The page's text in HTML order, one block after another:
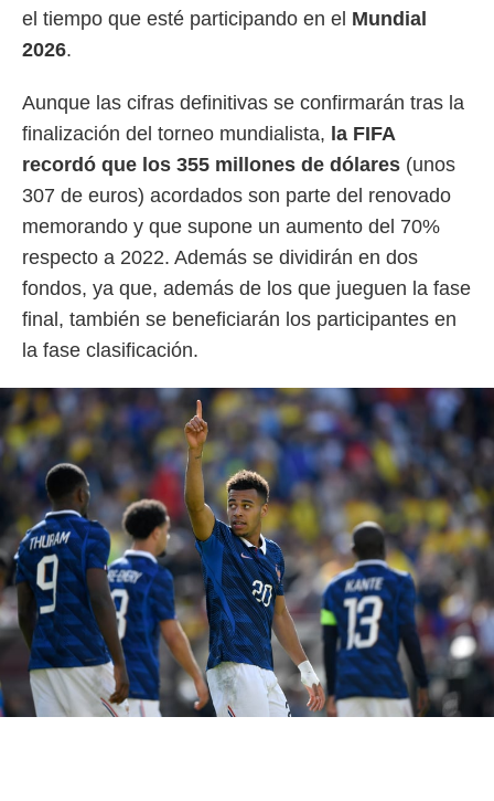
aunque
acceder a
abono
únicos
como
sitio
IP
de
posible
traten tus
en
interés
a lo que
Para
su
u
el tiempo que esté participando en el Mundial
2026.
Aunque las cifras definitivas se confirmarán tras la
finalización del torneo mundialista, la FIFA
recordó que los 355 millones de dólares (unos
307 de euros) acordados son parte del renovado
memorando y que supone un aumento del 70%
respecto a 2022. Además se dividirán en dos
fondos, ya que, además de los que jueguen la fase
final, también se beneficiarán los participantes en
la fase clasificación.